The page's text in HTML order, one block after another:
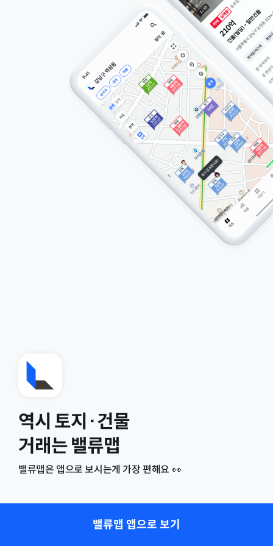
역시 토지·건물
거래는 밸류맵
밸류맵은 앱으로 보시는게 가장 편해요 👀
밸류맵 앱으로 보기